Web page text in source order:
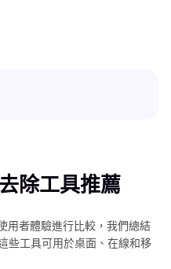
除工具推薦
用者體驗進行比較，我們總結
些工具可用於桌面、在線和移